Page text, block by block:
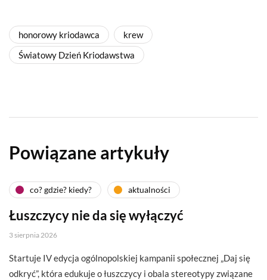
honorowy kriodawca
krew
Światowy Dzień Kriodawstwa
Powiązane artykuły
co? gdzie? kiedy? aktualności
Łuszczycy nie da się wyłączyć
3 sierpnia 2026
Startuje IV edycja ogólnopolskiej kampanii społecznej „Daj się
odkryć”, która edukuje o łuszczycy i obala stereotypy związane